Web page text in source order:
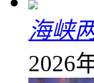
海峡
2026